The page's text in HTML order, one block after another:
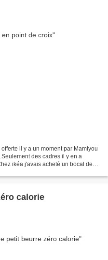
il y a un moment par Mamiyou
des cadres il y en a
ikéa j'avais acheté un bocal de
calorie